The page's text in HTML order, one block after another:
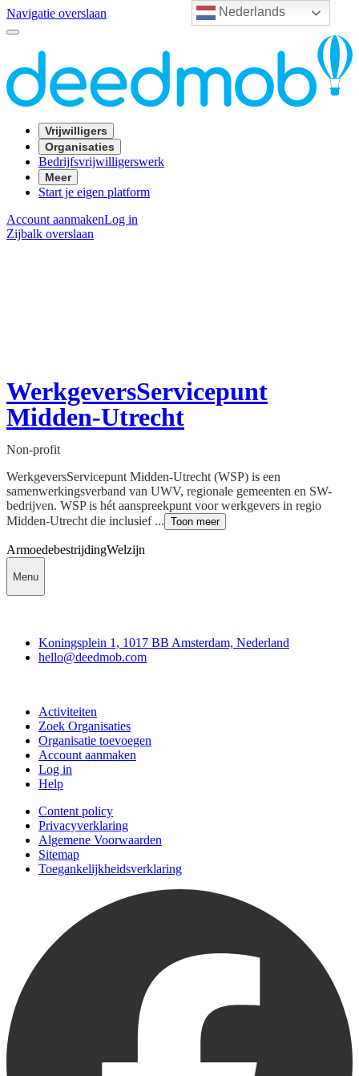
Nederlands
Navigatie overslaan
Vrijwilligers
Organisaties
Bedrijfsvrijwilligerswerk
Meer
Start je eigen platform
Account aanmakenLog in
Zijbalk overslaan
WerkgeversServicepunt
Midden-Utrecht
Non-profit
WerkgeversServicepunt Midden-Utrecht (WSP) is een
samenwerkingsverband van UWV, regionale gemeenten en SW-
bedrijven. WSP is hét aanspreekpunt voor werkgevers in regio
Midden-Utrecht die inclusief ... Toon meer
ArmoedebestrijdingWelzijn
Menu
Koningsplein 1, 1017 BB Amsterdam, Nederland
hello@deedmob.com
Activiteiten
Zoek Organisaties
Organisatie toevoegen
Account aanmaken
Log in
Help
Content policy
Privacyverklaring
Algemene Voorwaarden
Sitemap
Toegankelijkheidsverklaring